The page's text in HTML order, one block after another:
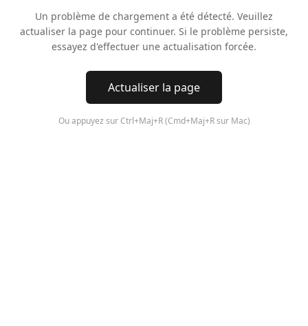
Un problème de chargement a été détecté. Veuillez
actualiser la page pour continuer. Si le problème persiste,
essayez d'effectuer une actualisation forcée.
Actualiser la page
Ou appuyez sur Ctrl+Maj+R (Cmd+Maj+R sur Mac)